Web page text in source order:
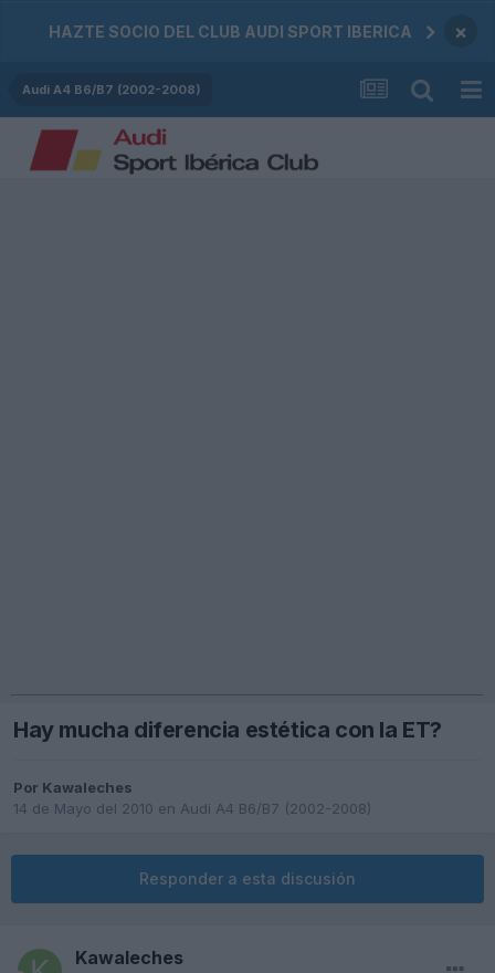
HAZTE SOCIO DEL CLUB AUDI SPORT IBERICA ×
Audi A4 B6/B7 (2002-2008)
Hay mucha diferencia estética con la ET?
Por Kawaleches
14 de Mayo del 2010 en Audi A4 B6/B7 (2002-2008)
Responder a esta discusión
Kawaleches